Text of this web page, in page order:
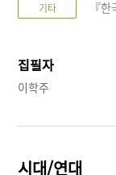
기타 『
집필자
이학주
시대/연대